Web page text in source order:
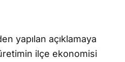
yapılan açıklamaya
ilçe ekonomisi